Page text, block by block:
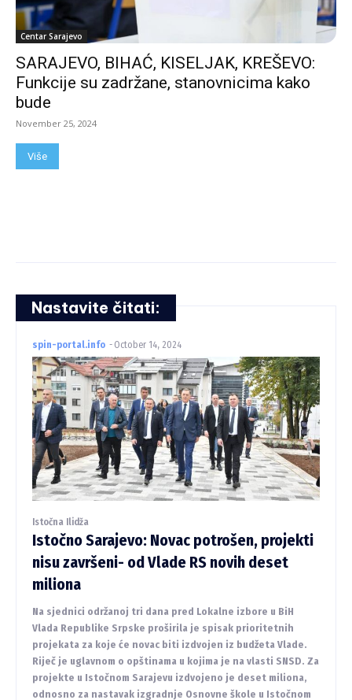
Centar Sarajevo
SARAJEVO, BIHAĆ, KISELJAK, KREŠEVO:
Funkcije su zadržane, stanovnicima kako
bude
November 25, 2024
Više
Nastavite čitati:
spin-portal.info - October 14, 2024
Istočna Ilidža
Istočno Sarajevo: Novac potrošen, projekti
nisu završeni- od Vlade RS novih deset
miliona
Na sjednici održanoj tri dana pred Lokalne izbore u BiH
Vlada Republike Srpske proširila je spisak prioritetnih
projekata za koje će novac biti izdvojen iz budžeta Vlade.
Riječ je uglavnom o opštinama u kojima je na vlasti SNSD. Za
projekte u Istočnom Sarajevu izdvojeno je deset miliona,
odnosno za nastavak izgradnje Osnovne škole u Istočnom